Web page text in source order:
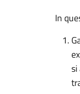
In
si